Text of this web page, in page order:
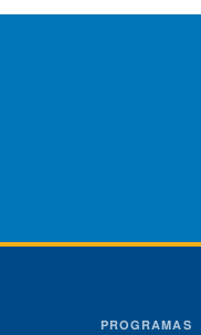
PROGRAMAS